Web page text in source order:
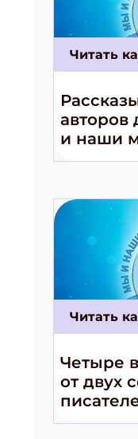
Читать
авторов
и наши
Читать
Четыре
от двух